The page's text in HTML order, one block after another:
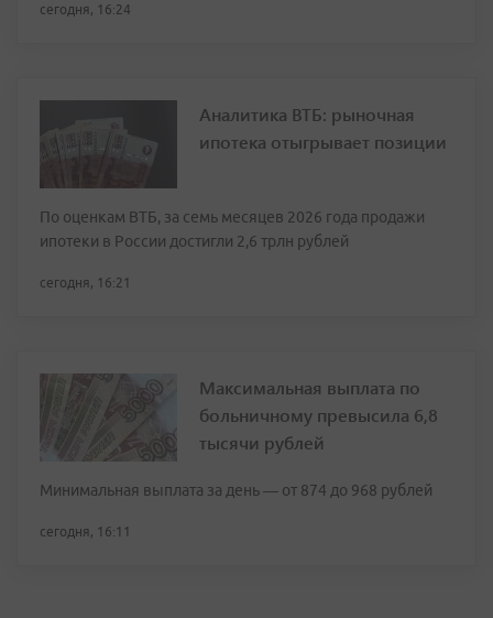
сегодня, 16:24
Аналитика ВТБ: рыночная
ипотека отыгрывает позиции
По оценкам ВТБ, за семь месяцев 2026 года продажи
ипотеки в России достигли 2,6 трлн рублей
сегодня, 16:21
Максимальная выплата по
больничному превысила 6,8
тысячи рублей
Минимальная выплата за день — от 874 до 968 рублей
сегодня, 16:11